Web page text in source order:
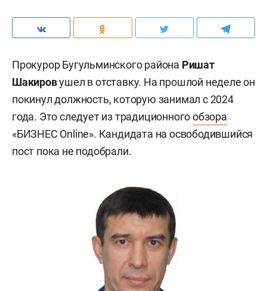
Прокурор Бугульминского района Ришат
Шакировушел в отставку. На прошлой неделе он
покинул должность, которую занимал с 2024
года. Это следует из традиционногообзора
«БИЗНЕС Online». Кандидата на освободившийся
пост пока не подобрали.